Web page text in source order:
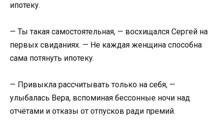
ипотеку.
— Ты такая самостоятельная, — восхищался Сергей на
первых свиданиях. — Не каждая женщина способна
сама потянуть ипотеку.
— Привыкла рассчитывать только на себя, —
улыбалась Вера, вспоминая бессонные ночи над
отчётами и отказы от отпусков ради премий.